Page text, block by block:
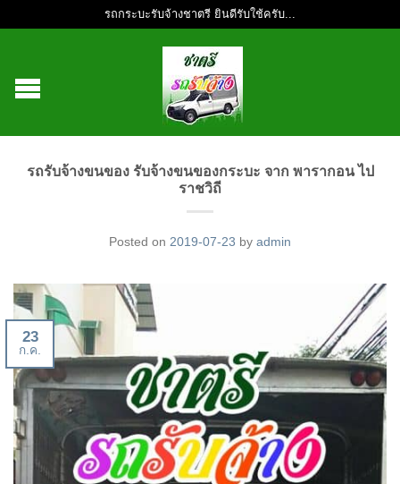
รถกระบะรับจ้างชาตรี ยินดีรับใช้ครับ...
รถรับจ้างขนของ รับจ้างขนของกระบะ จาก พารากอน ไป
ราชวิถี
Posted on 2019-07-23 by admin
23
ก.ค.